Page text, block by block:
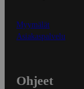
Myymälät
Asiakaspalvelu
Ohjeet